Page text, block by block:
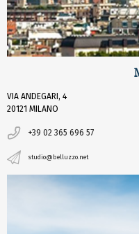
VIA ANDEGARI, 4
20121 MILANO
+39 02 365 696 57
studio@belluzzo.net